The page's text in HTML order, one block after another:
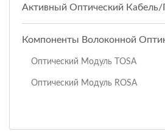
Активный Оптический
Компоненты Волоконной
Оптический Модуль TOSA
Оптический Модуль ROSA